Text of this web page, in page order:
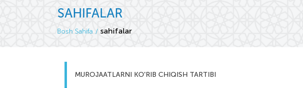
SAHIFALAR
Bosh Sahifa sahifalar
MUROJAATLARNI KO'RIB CHIQISH TARTIBI